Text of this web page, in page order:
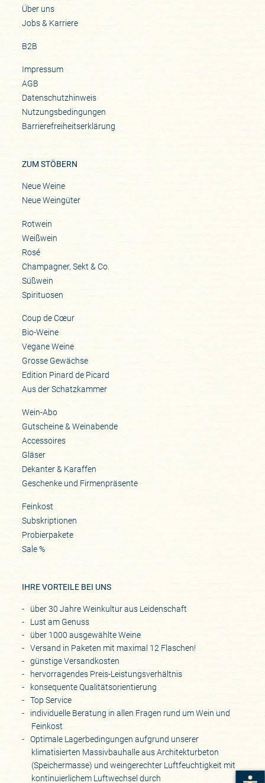
Über uns
Jobs & Karriere
B2B
Impressum
AGB
Datenschutzhinweis
Nutzungsbedingungen
Barrierefreiheitserklärung
ZUM STÖBERN
Neue Weine
Neue Weingüter
Rotwein
Weißwein
Rosé
Champagner, Sekt & Co.
Süßwein
Spirituosen
Coup de Cœur
Bio-Weine
Vegane Weine
Grosse Gewächse
Edition Pinard de Picard
Aus der Schatzkammer
Wein-Abo
Gutscheine & Weinabende
Accessoires
Gläser
Dekanter & Karaffen
Geschenke und Firmenpräsente
Feinkost
Subskriptionen
Probierpakete
Sale %
IHRE VORTEILE BEI UNS
über 30 Jahre Weinkultur aus Leidenschaft
Lust am Genuss
über 1000 ausgewählte Weine
Versand in Paketen mit maximal 12 Flaschen!
günstige Versandkosten
hervorragendes Preis-Leistungsverhältnis
konsequente Qualitätsorientierung
Top Service
individuelle Beratung in allen Fragen rund um Wein und
Feinkost
Optimale Lagerbedingungen aufgrund unserer
klimatisierten Massivbauhalle aus Architekturbeton
(Speichermasse) und weingerechter Luftfeuchtigkeit mit
kontinuierlichem Luftwechsel durch